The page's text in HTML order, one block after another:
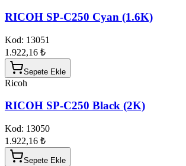
RICOH SP-C250 Cyan (1.6K)
Kod: 13051
1.922,16 ₺
Sepete Ekle
Ricoh
RICOH SP-C250 Black (2K)
Kod: 13050
1.922,16 ₺
Sepete Ekle